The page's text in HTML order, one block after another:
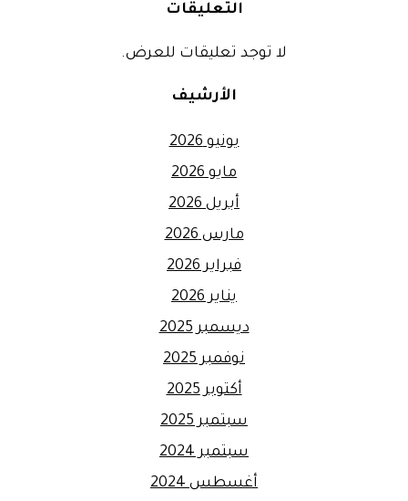
التعليقات
لا توجد تعليقات للعرض.
الأرشيف
يونيو 2026
مايو 2026
أبريل 2026
مارس 2026
فبراير 2026
يناير 2026
ديسمبر 2025
نوفمبر 2025
أكتوبر 2025
سبتمبر 2025
سبتمبر 2024
أغسطس 2024